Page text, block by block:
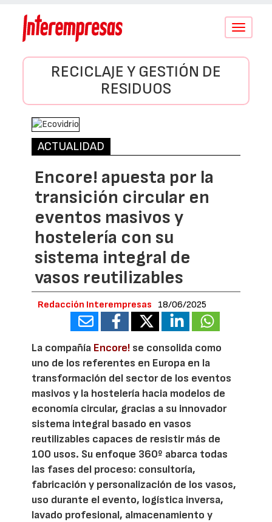
Conmutar
RECICLAJE Y GESTIÓN DE
RESIDUOS
ACTUALIDAD
Encore! apuesta por la
transición circular en
eventos masivos y
hostelería con su
sistema integral de
vasos reutilizables
Redacción Interempresas 18/06/2025
La compañía Encore! se consolida como
uno de los referentes en Europa en la
transformación del sector de los eventos
masivos y la hostelería hacia modelos de
economía circular, gracias a su innovador
sistema integral basado en vasos
reutilizables capaces de resistir más de
100 usos. Su enfoque 360º abarca todas
las fases del proceso: consultoría,
fabricación y personalización de los vasos,
uso durante el evento, logística inversa,
lavado profesional, almacenamiento y